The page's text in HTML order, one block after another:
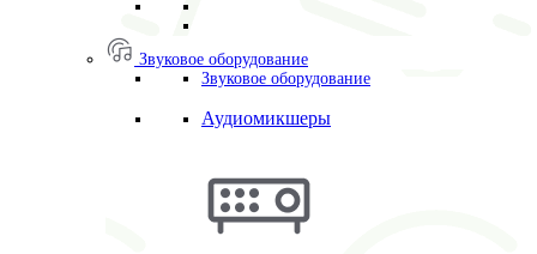
Звуковое оборудование
Звуковое оборудование
Аудиомикшеры